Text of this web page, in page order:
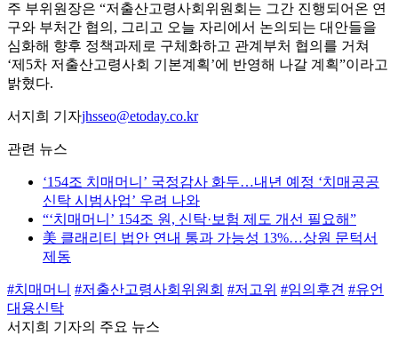
주 부위원장은 “저출산고령사회위원회는 그간 진행되어온 연
구와 부처간 협의, 그리고 오늘 자리에서 논의되는 대안들을
심화해 향후 정책과제로 구체화하고 관계부처 협의를 거쳐
‘제5차 저출산고령사회 기본계획’에 반영해 나갈 계획”이라고
밝혔다.
서지희 기자jhsseo@etoday.co.kr
관련 뉴스
‘154조 치매머니’ 국정감사 화두…내년 예정 ‘치매공공
신탁 시범사업’ 우려 나와
“‘치매머니’ 154조 원, 신탁·보험 제도 개선 필요해”
美 클래리티 법안 연내 통과 가능성 13%…상원 문턱서
제동
#치매머니 #저출산고령사회위원회 #저고위 #임의후견 #유언
대용신탁
서지희 기자의 주요 뉴스